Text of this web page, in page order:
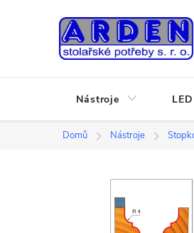
Nástroje
Domů Nástroje